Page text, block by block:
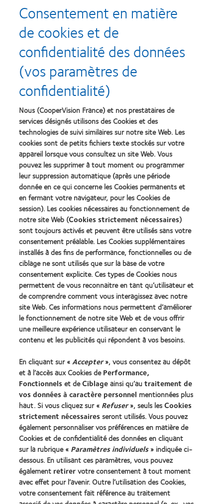
(w/v) polyvinyl alcohol in the alleviation of symptoms associated with dry
eye syndrome.Eye. 2002;16(5):601-607.
CVI data on file 2012.
Wu G, et al. Lipid corralling and poloxamer squeeze-out in
membranes. Phys. Rev. Lett. 2004;93:028101–028104.
Wu G, et al. Interaction between lipid monolayers and poloxamer 188: an
X-ray reflectivity and diffraction study.
CVI data on file 2018. Short-term (2-hour) clinical evaluation with 28
subjects wearing fanfilcon A or comfilcon A, both CLs having been soaked
overnight in Hy-Care.
CVI data on file 2015. Based on ISO 14729 testing after minimum 4 hour
soak time.
Rasyid NQ, et al. Suspension stability and characterization of chitosan
nanoparticle–coated ketoprofen based on surfactants oleic acid and
poloxamer 188.
Makara J. Sci . 2014;18(3):86-90.
Kim HL, et al. Modulation of protein adsorption by poloxamer 188 in
relation to polysorbates 80 and 20 at solid surfaces.J Pharm Sci.
2014;103(4):1043–1049.
Nos produits
Trouver un spécialiste
Lentilles de contact et vision
Nouveau porteur
Carrières chez CooperVision
Actualités
Contact
Légal
Politique de confidentialité
Cookies
Conditions d'utilisation
Décret 2013
identifiant unique délivré par l'Agence de la transition
Consentement en matière
de cookies et de
confidentialité des données
(vos paramètres de
confidentialité)
Nous (CooperVision France) et nos prestataires de
services désignés utilisons des Cookies et des
technologies de suivi similaires sur notre site Web. Les
cookies sont de petits fichiers texte stockés sur votre
appareil lorsque vous consultez un site Web. Vous
pouvez les supprimer à tout moment ou programmer
leur suppression automatique (après une période
donnée en ce qui concerne les Cookies permanents et
en fermant votre navigateur, pour les Cookies de
session). Les cookies nécessaires au fonctionnement de
notre site Web (Cookies strictement nécessaires)
sont toujours activés et peuvent être utilisés sans votre
consentement préalable. Les Cookies supplémentaires
installés à des fins de performance, fonctionnelles ou de
ciblage ne sont utilisés que sur la base de votre
consentement explicite. Ces types de Cookies nous
permettent de vous reconnaitre en tant qu’utilisateur et
de comprendre comment vous interagissez avec notre
site Web. Ces informations nous permettent d’améliorer
le fonctionnement de notre site Web et de vous offrir
une meilleure expérience utilisateur en conservant le
contenu et les publicités qui répondent à vos besoins.
En cliquant sur «Accepter», vous consentez au dépôt
et à l’accès aux Cookies dePerformance,
Fonctionnelset deCiblageainsi qu’autraitement de
vos données à caractère personnel mentionnées plus
haut. Si vous cliquez sur « Refuser», seuls lesCookies
strictement nécessairesseront utilisés. Vous pouvez
également personnaliser vos préférences en matière de
Cookies et de confidentialité des données en cliquant
sur la rubrique « Paramètres individuels» indiquée ci-
dessous. En utilisant ces paramètres, vous pouvez
également retirervotre consentement à tout moment
avec effet pour l’avenir. Outre l’utilisation des Cookies,
votre consentement fait référence au traitement